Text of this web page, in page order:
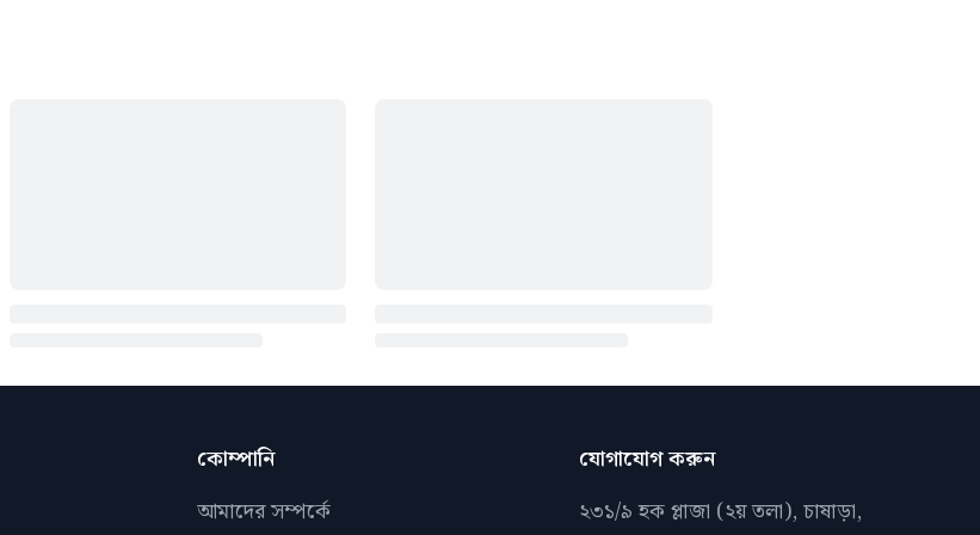
কোম্পানি
আমাদের সম্পর্কে
যোগাযোগ করুন
২৩১/৯ হক প্লাজা (২য় তলা), চাষাড়া,